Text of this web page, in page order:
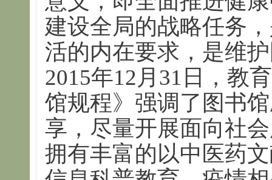
建设全局的战略任务
活的内在要求，是维
2015年12月31日，教
馆规程》强调了图书
享，尽量开展面向社
拥有丰富的以中医药